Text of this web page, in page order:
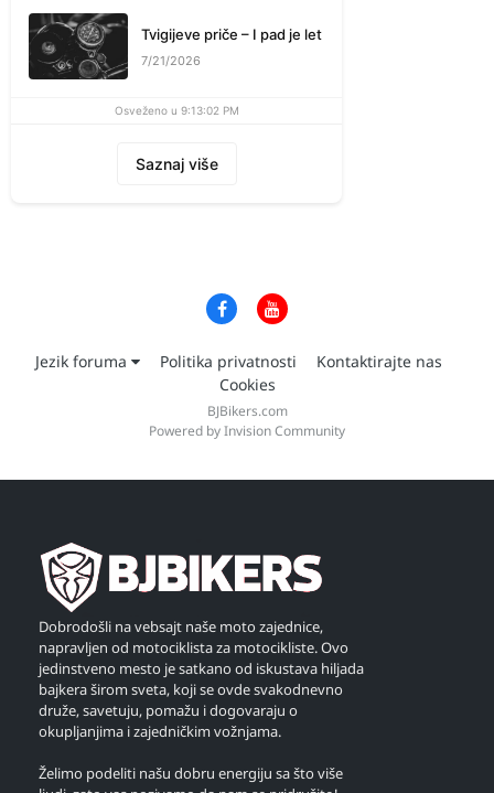
Tvigijeve priče – I pad je let
7/21/2026
Osveženo u 9:13:02 PM
Saznaj više
Jezik foruma Politika privatnosti
Kontaktirajte nas
Cookies
BJBikers.com
Powered by Invision Community
Dobrodošli na vebsajt naše moto zajednice,
napravljen od motociklista za motocikliste. Ovo
jedinstveno mesto je satkano od iskustava hiljada
bajkera širom sveta, koji se ovde svakodnevno
druže, savetuju, pomažu i dogovaraju o
okupljanjima i zajedničkim vožnjama.
Želimo podeliti našu dobru energiju sa što više